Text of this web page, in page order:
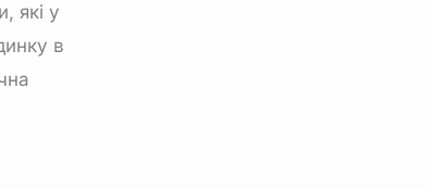
які у
в